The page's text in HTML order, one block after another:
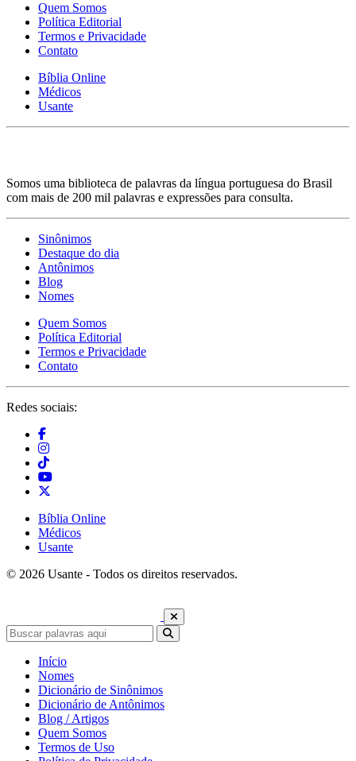
Quem Somos
Política Editorial
Termos e Privacidade
Contato
Bíblia Online
Médicos
Usante
Somos uma biblioteca de palavras da língua portuguesa do Brasil
com mais de 200 mil palavras e expressões para consulta.
Sinônimos
Destaque do dia
Antônimos
Blog
Nomes
Quem Somos
Política Editorial
Termos e Privacidade
Contato
Redes sociais:
Bíblia Online
Médicos
Usante
© 2026 Usante - Todos os direitos reservados.
Início
Nomes
Dicionário de Sinônimos
Dicionário de Antônimos
Blog / Artigos
Quem Somos
Termos de Uso